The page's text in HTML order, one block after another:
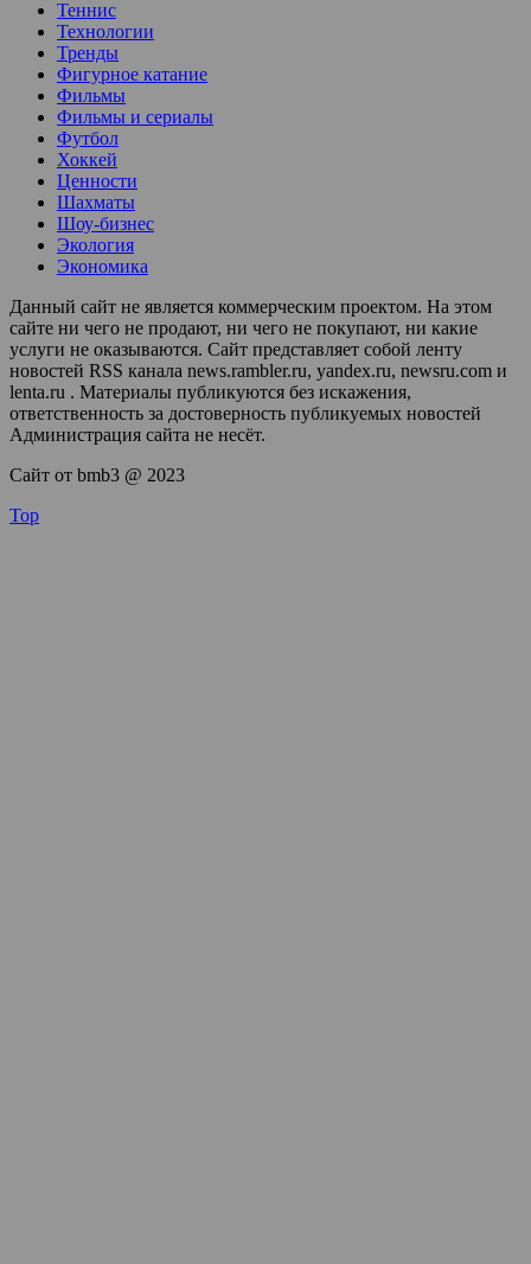
Теннис
Технологии
Тренды
Фигурное катание
Фильмы
Фильмы и сериалы
Футбол
Хоккей
Ценности
Шахматы
Шоу-бизнес
Экология
Экономика
Данный сайт не является коммерческим проектом. На этом
сайте ни чего не продают, ни чего не покупают, ни какие
услуги не оказываются. Сайт представляет собой ленту
новостей RSS канала news.rambler.ru, yandex.ru, newsru.com и
lenta.ru . Материалы публикуются без искажения,
ответственность за достоверность публикуемых новостей
Администрация сайта не несёт.
Сайт от bmb3 @ 2023
Top